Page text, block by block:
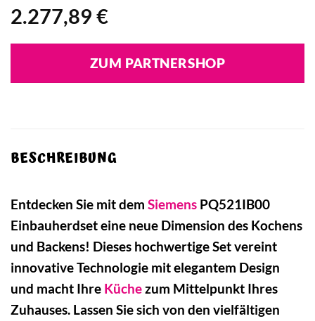
2.277,89 €
ZUM PARTNERSHOP
BESCHREIBUNG
Entdecken Sie mit dem Siemens PQ521IB00
Einbauherdset eine neue Dimension des Kochens
und Backens! Dieses hochwertige Set vereint
innovative Technologie mit elegantem Design
und macht Ihre Küchezum Mittelpunkt Ihres
Zuhauses. Lassen Sie sich von den vielfältigen